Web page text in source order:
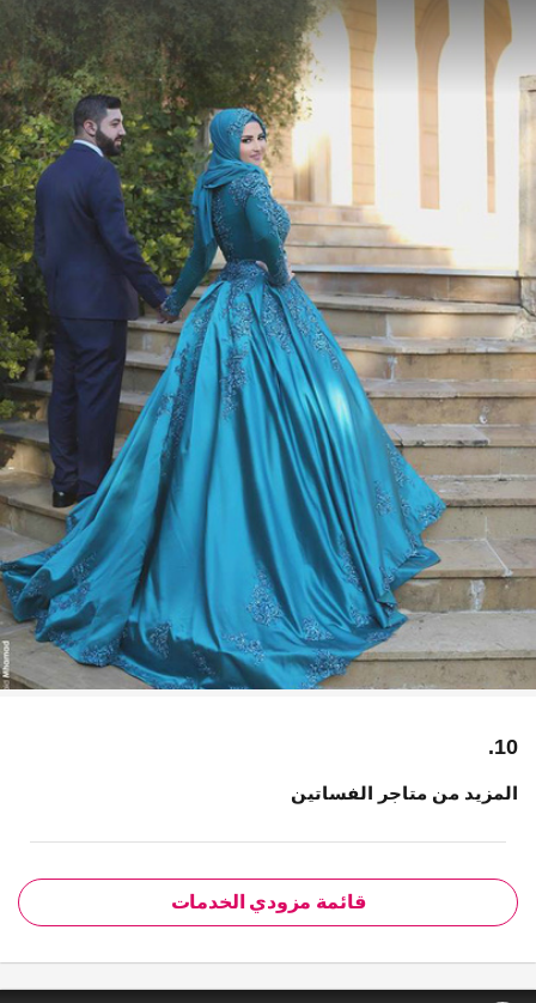
10.
المزيد من متاجر الفساتين
قائمة مزودي الخدمات